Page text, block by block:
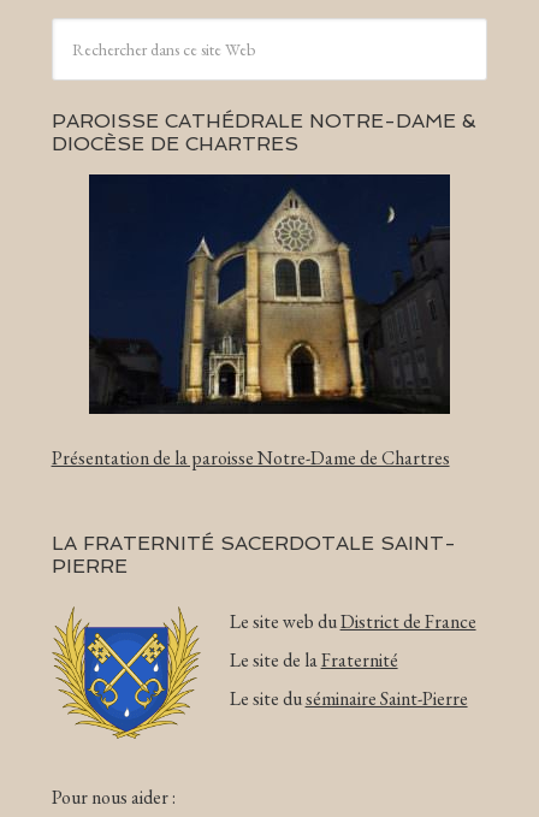
PAROISSE CATHÉDRALE NOTRE-DAME &
DIOCÈSE DE CHARTRES
Présentation de la paroisse Notre-Dame de Chartres
LA FRATERNITÉ SACERDOTALE SAINT-
PIERRE
Le site web duDistrict de France
Le site de laFraternité
Le site duséminaire Saint-Pierre
Pour nous aider :